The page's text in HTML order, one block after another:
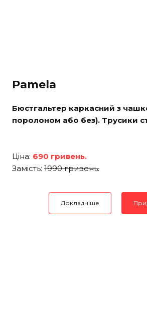
Pamela
Бюстгальтер каркасний з
поролоном або без). Трусики
Ціна: 690 гривень.
Замість: 1990 гривень.
Докладніше